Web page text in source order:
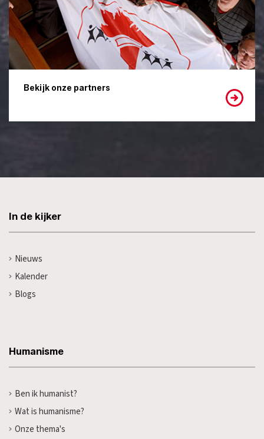
Bekijk onze partners
In de kijker
Nieuws
Kalender
Blogs
Humanisme
Ben ik humanist?
Wat is humanisme?
Onze thema's